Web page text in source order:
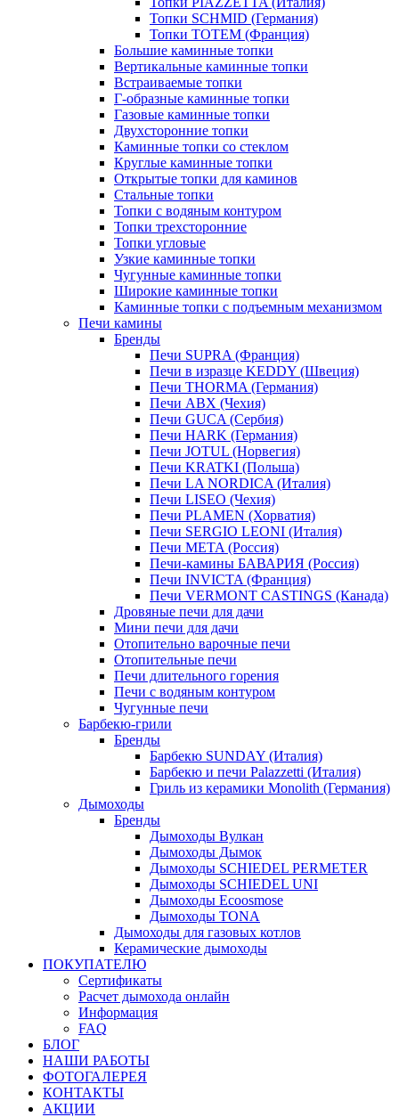
Топки SCHMID (Германия)
Топки TOTEM (Франция)
Большие каминные топки
Вертикальные каминные топки
Встраиваемые топки
Г-образные каминные топки
Газовые каминные топки
Двухсторонние топки
Каминные топки со стеклом
Круглые каминные топки
Открытые топки для каминов
Стальные топки
Топки с водяным контуром
Топки трехсторонние
Топки угловые
Узкие каминные топки
Чугунные каминные топки
Широкие каминные топки
Каминные топки с подъемным механизмом
Печи камины
Бренды
Печи SUPRA (Франция)
Печи в изразце KEDDY (Швеция)
Печи THORMA (Германия)
Печи ABX (Чехия)
Печи GUCA (Сербия)
Печи HARK (Германия)
Печи JOTUL (Норвегия)
Печи KRATKI (Польша)
Печи LA NORDICA (Италия)
Печи LISEO (Чехия)
Печи PLAMEN (Хорватия)
Печи SERGIO LEONI (Италия)
Печи META (Россия)
Печи-камины БАВАРИЯ (Россия)
Печи INVICTA (Франция)
Печи VERMONT CASTINGS (Канада)
Дровяные печи для дачи
Мини печи для дачи
Отопительно варочные печи
Отопительные печи
Печи длительного горения
Печи с водяным контуром
Чугунные печи
Барбекю-грили
Бренды
Барбекю SUNDAY (Италия)
Барбекю и печи Palazzetti (Италия)
Гриль из керамики Monolith (Германия)
Дымоходы
Бренды
Дымоходы Вулкан
Дымоходы Дымок
Дымоходы SCHIEDEL PERMETER
Дымоходы SCHIEDEL UNI
Дымоходы Ecoosmose
Дымоходы TONA
Дымоходы для газовых котлов
Керамические дымоходы
ПОКУПАТЕЛЮ
Сертификаты
Расчет дымохода онлайн
Информация
FAQ
БЛОГ
НАШИ РАБОТЫ
ФОТОГАЛЕРЕЯ
КОНТАКТЫ
АКЦИИ